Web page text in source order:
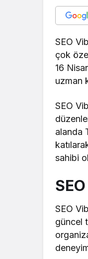
SEO
çok
16
uzman
SEO
alanda
sahibi
SEO
güncel